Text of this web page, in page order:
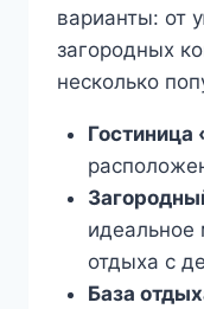
варианты: от
загородных
несколько
Гостиница
идеальное
отдыха с
База